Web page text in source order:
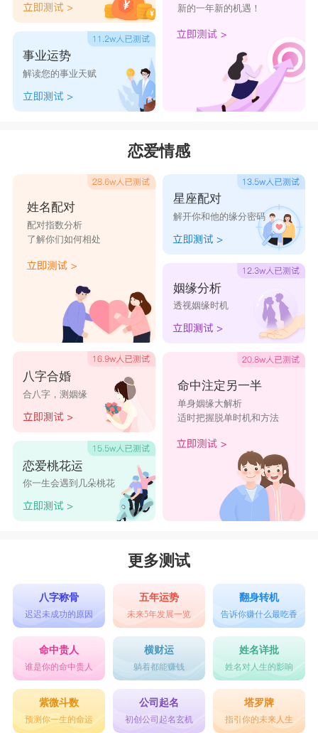
事业运势
解读您的事业天赋
新的一年新的机遇！
恋爱情感
姓名配对
配对指数分析
了解你们如何相处
八字合婚
合八字，测姻缘
恋爱桃花运
你一生会遇到几朵桃花
星座配对
解开你和他的缘分密码
姻缘分析
透视姻缘时机
命中注定另一半
单身姻缘大解析
适时把握脱单时机和方法
更多测试
八字称骨
迟迟未成功的原因
五年运势
未来5年发展一览
翻身转机
告诉你赚什么最吃香
命中贵人
谁是你的命中贵人
横财运
躺着都能赚钱
姓名详批
姓名对人生的影响
紫微斗数
预测你一生的命运
公司起名
初创公司起名玄机
塔罗牌
指引你的未来人生